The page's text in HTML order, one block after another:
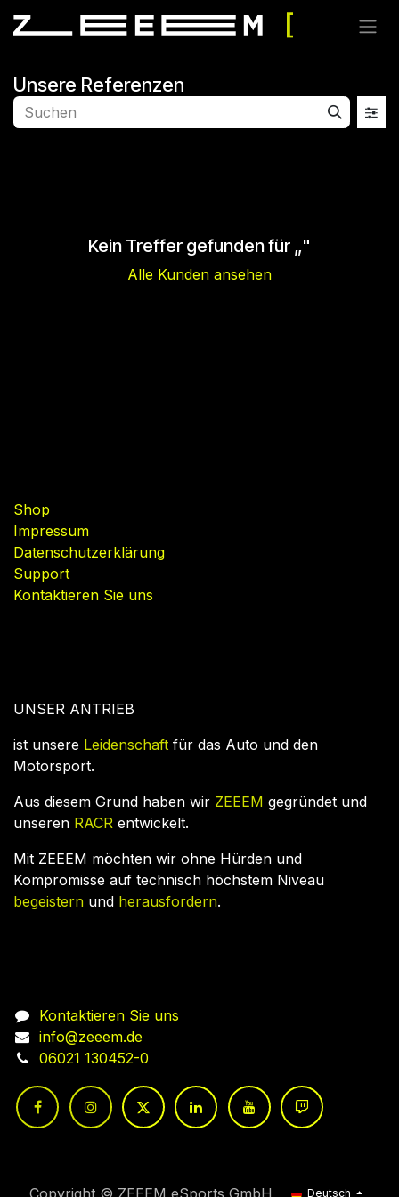
Unsere Referenzen
Kein Treffer gefunden für „"
Alle Kunden ansehen
Shop
Impressum
Datenschutzerklärung
Support
Kontaktieren Sie uns
UNSER ANTRIEB
ist unsere Leidenschaft für das Auto und den
Motorsport.
Aus diesem Grund haben wir ZEEEM gegründet und
unseren RACR entwickelt.
Mit ZEEEM möchten wir ohne Hürden und
Kompromisse auf technisch höchstem Niveau
begeistern und herausfordern.
Kontaktieren Sie uns
info@zeeem.de
06021 130452-0
Copyright © ZEEEM eSports GmbH Deutsch